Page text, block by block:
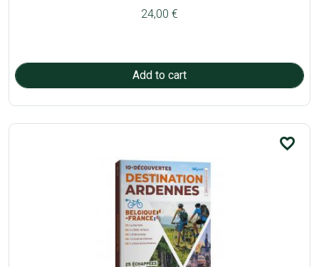
24,00 €
favorite_border